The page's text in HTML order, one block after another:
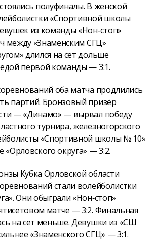
полуфиналы. В женской
«Спортивной школы
из команды «Нон‑стоп»
между «Знаменским СГЦ»
длился на сет дольше
первой команды — 3:1.
оба матча продлились
партий. Бронзовый призёр
— «Динамо» — вырвал победу
турнира, железногорского
«Спортивной школы № 10»
«Орловского округа» — 3:2.
Кубка Орловской области
стали волейболистки
Они обыграли «Нон‑стоп»
матче — 3:2. Финальная
на сет меньше. Девушки из «СШ
«Знаменского СГЦ» — 3:1.